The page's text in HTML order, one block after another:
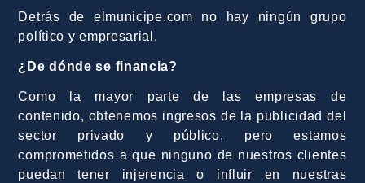
Detrás de elmunicipe.com no hay ningún grupo
político y empresarial.
¿De dónde se financia?
Como la mayor parte de las empresas de
contenido, obtenemos ingresos de la publicidad del
sector privado y público, pero estamos
comprometidos a que ninguno de nuestros clientes
puedan tener injerencia o influir en nuestras